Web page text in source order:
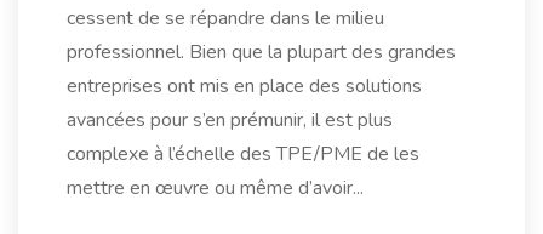
cessent de se répandre dans le milieu
professionnel. Bien que la plupart des grandes
entreprises ont mis en place des solutions
avancées pour s’en prémunir, il est plus
complexe à l’échelle des TPE/PME de les
mettre en œuvre ou même d’avoir...